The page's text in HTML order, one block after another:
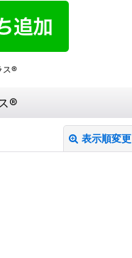
ス®
®
表示順変更